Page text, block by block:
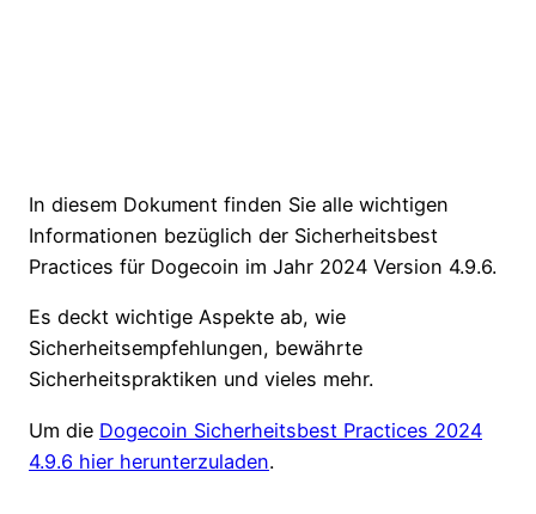
In diesem Dokument finden Sie alle wichtigen
Informationen bezüglich der Sicherheitsbest
Practices für Dogecoin im Jahr 2024 Version 4.9.6.
Es deckt wichtige Aspekte ab, wie
Sicherheitsempfehlungen, bewährte
Sicherheitspraktiken und vieles mehr.
Um die Dogecoin Sicherheitsbest Practices 2024
4.9.6 hier herunterzuladen.